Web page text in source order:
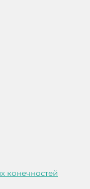
конечностей